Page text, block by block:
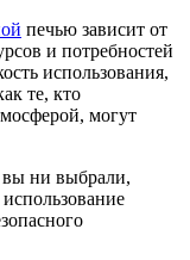
печью зависит от
и потребностей
использования,
те, кто
могут
ни выбрали,